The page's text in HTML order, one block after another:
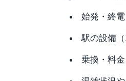
始発・終
駅の設備
乗換・料